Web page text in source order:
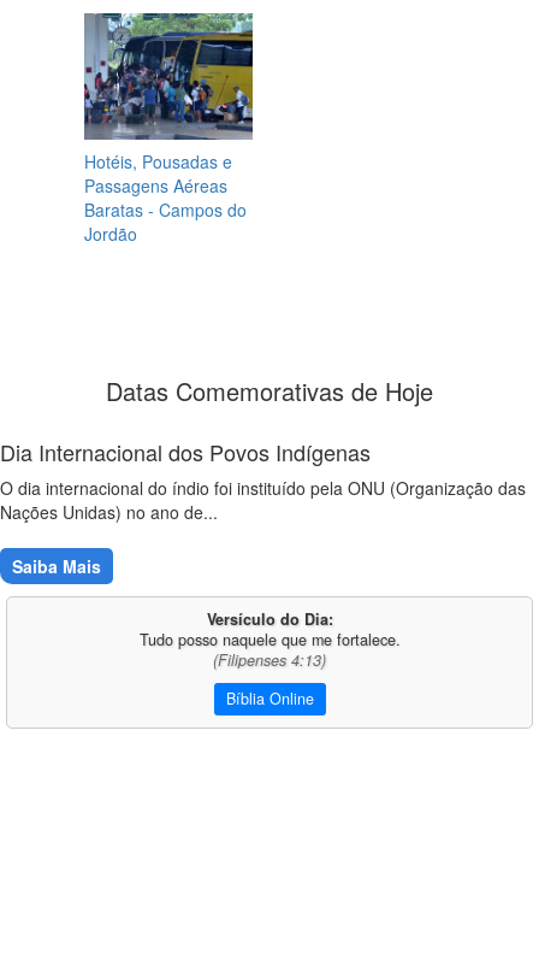
Hotéis, Pousadas e
Passagens Aéreas
Baratas - Campos do
Jordão
Datas Comemorativas de Hoje
Dia Internacional dos Povos Indígenas
O dia internacional do índio foi instituído pela ONU (Organização das
Nações Unidas) no ano de...
Saiba Mais
Versículo do Dia:
Tudo posso naquele que me fortalece.
(Filipenses 4:13)
Bíblia Online